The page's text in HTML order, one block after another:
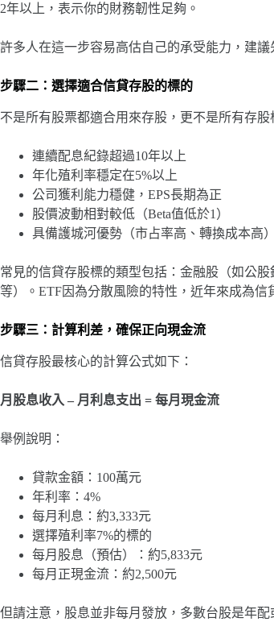
2年以上，表示你的財務韌性足夠。
許多人在這一步容易高估自己的承受能力，建
步驟二：選擇適合信貸存股的標的
不是所有股票都適合用來存股，更不是所有存
連續配息紀錄超過10年以上
年化殖利率穩定在5%以上
公司獲利能力穩健，EPS長期為正
股價波動相對較低（Beta值低於1）
具備護城河優勢（市占率高、轉換成本高）
常見的信貸存股標的類型包括：金融股（如公
等）。ETF因為分散風險的特性，近年來成為信
步驟三：計算利差，確保正向現金流
信貸存股最核心的計算公式如下：
月股息收入 – 月利息支出 = 每月現金流
舉例說明：
貸款金額：100萬元
年利率：4%
每月利息：約3,333元
選擇殖利率7%的標的
每月股息（預估）：約5,833元
每月正現金流：約2,500元
但請注意，股息並非每月發放，多數台股是年